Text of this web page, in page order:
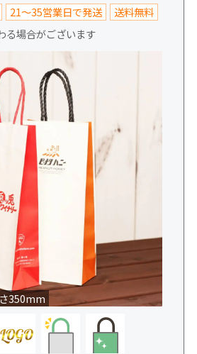
21～35営業日で発送
送料無料
る場合がございます
350mm